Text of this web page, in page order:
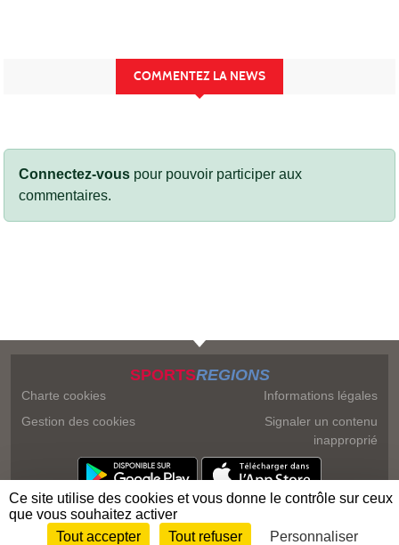
COMMENTEZ LA NEWS
Connectez-vous pour pouvoir participer aux
commentaires.
SPORTSREGIONS
Charte cookies
Gestion des cookies
Informations légales
Signaler un contenu
inapproprié
Envie de participer ? Connexion
Ce site utilise des cookies et vous donne le contrôle sur ceux
que vous souhaitez activer
Tout accepter
Tout refuser Personnaliser